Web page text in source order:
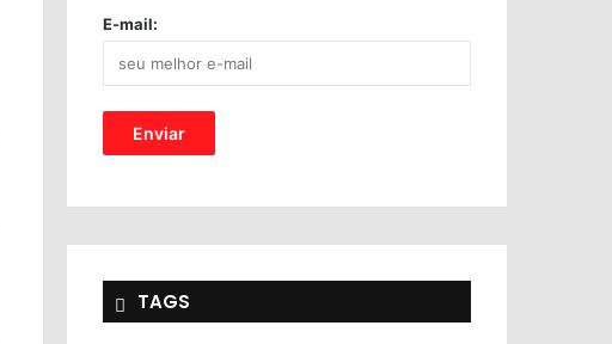
E-mail:
TAGS